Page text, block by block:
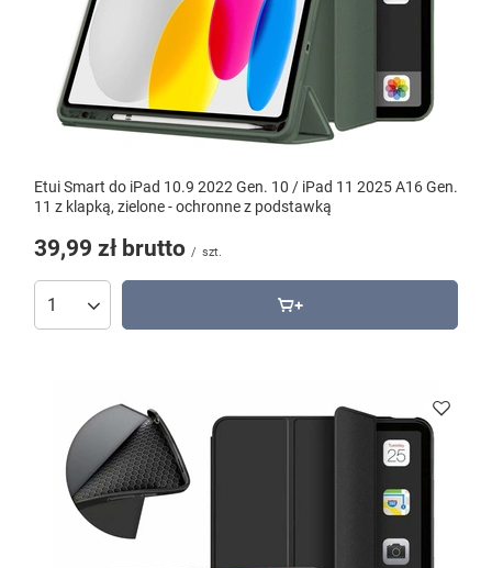
Etui Smart do iPad 10.9 2022 Gen. 10 / iPad 11 2025 A16 Gen.
11 z klapką, zielone - ochronne z podstawką
39,99 zł brutto / szt.